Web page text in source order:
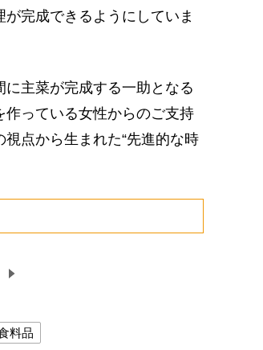
完成できるようにしていま
主菜が完成する一助となる
っている女性からのご支持
点から生まれた“先進的な時
料品